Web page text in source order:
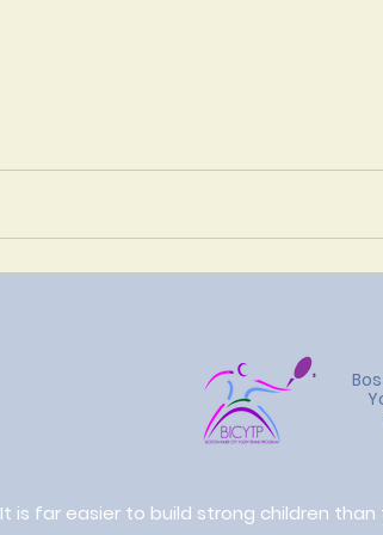
It is far easier to build strong children